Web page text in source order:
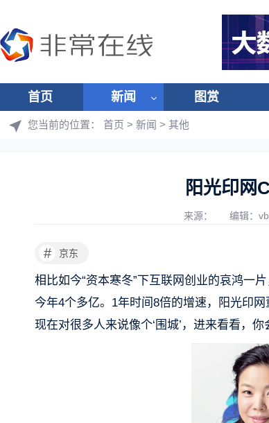
首页 新闻 图赏
您当前的位置： 首页 > 新闻 > 其他
阳光印网
来源： 编辑：
# 京东
相比如今“资本寒冬”下互联网创业的哀鸿一
今年4个多亿。1年时间8倍的增速，阳光印
现在对很多人来说像个‘围城’，进来看看，